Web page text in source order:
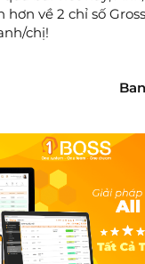
về 2 chỉ số
chị!